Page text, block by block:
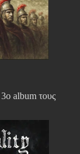
album τους